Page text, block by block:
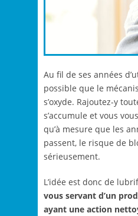
Au fil de ses années
possible que le
s’oxyde. Rajoutez-y
s’accumule et vous
qu’à mesure que les
passent, le risque de
sérieusement.
L’idée est donc de
vous servant d’un
ayant une action